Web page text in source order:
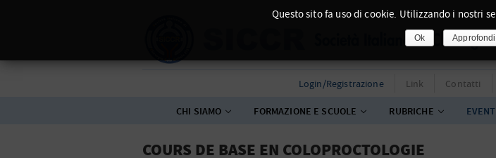
Login/Registrazione Link Contatti
CHI SIAMO FORMAZIONE E SCUOLE RUBRICHE
COURS DE BASE EN COLOPROCTOLOGIE
Questo sito fa uso di cookie. Utilizzando i nostri
Ok